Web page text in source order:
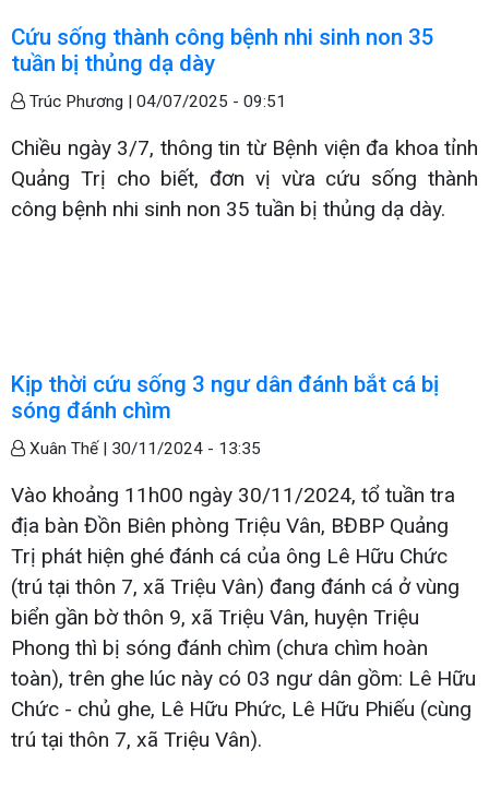
Cứu sống thành công bệnh nhi sinh non 35
tuần bị thủng dạ dày
Trúc Phương | 04/07/2025 - 09:51
Chiều ngày 3/7, thông tin từ Bệnh viện đa khoa tỉnh
Quảng Trị cho biết, đơn vị vừa cứu sống thành
công bệnh nhi sinh non 35 tuần bị thủng dạ dày.
Kịp thời cứu sống 3 ngư dân đánh bắt cá bị
sóng đánh chìm
Xuân Thế | 30/11/2024 - 13:35
Vào khoảng 11h00 ngày 30/11/2024, tổ tuần tra
địa bàn Đồn Biên phòng Triệu Vân, BĐBP Quảng
Trị phát hiện ghé đánh cá của ông Lê Hữu Chức
(trú tại thôn 7, xã Triệu Vân) đang đánh cá ở vùng
biển gần bờ thôn 9, xã Triệu Vân, huyện Triệu
Phong thì bị sóng đánh chìm (chưa chìm hoàn
toàn), trên ghe lúc này có 03 ngư dân gồm: Lê Hữu
Chức - chủ ghe, Lê Hữu Phức, Lê Hữu Phiếu (cùng
trú tại thôn 7, xã Triệu Vân).